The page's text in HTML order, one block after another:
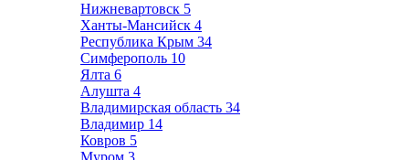
Нижневартовск 5
Ханты-Мансийск 4
Республика Крым 34
Симферополь 10
Ялта 6
Алушта 4
Владимирская область 34
Владимир 14
Ковров 5
Муром 3